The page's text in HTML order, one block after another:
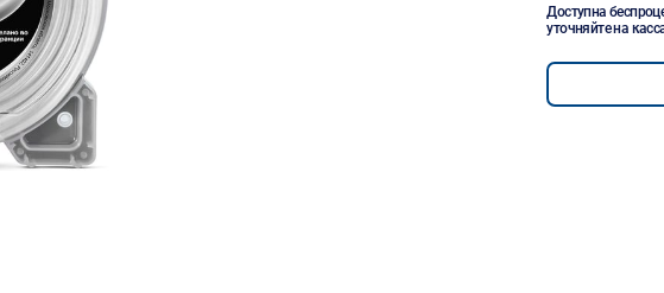
Доступна
уточняйте на